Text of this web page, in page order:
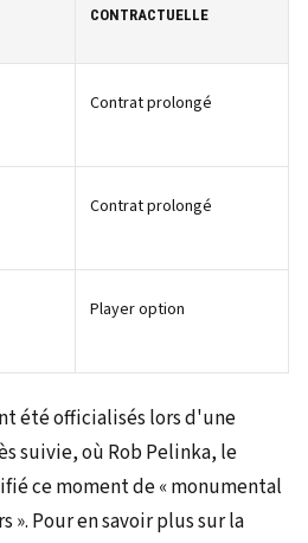
CONTRACTUELLE
Contrat prolongé
Contrat prolongé
Player option
été officialisés lors d'une
suivie, où Rob Pelinka, le
ce moment de « monumental
». Pour en savoir plus sur la